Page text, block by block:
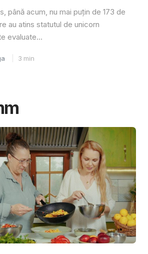
până acum, nu mai puțin de 173 de
au atins statutul de unicorn
evaluate...
3 min